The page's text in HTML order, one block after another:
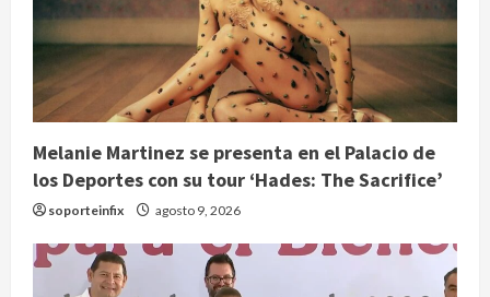
Melanie Martinez se presenta en el Palacio de
los Deportes con su tour ‘Hades: The Sacrifice’
soporteinfix agosto 9, 2026